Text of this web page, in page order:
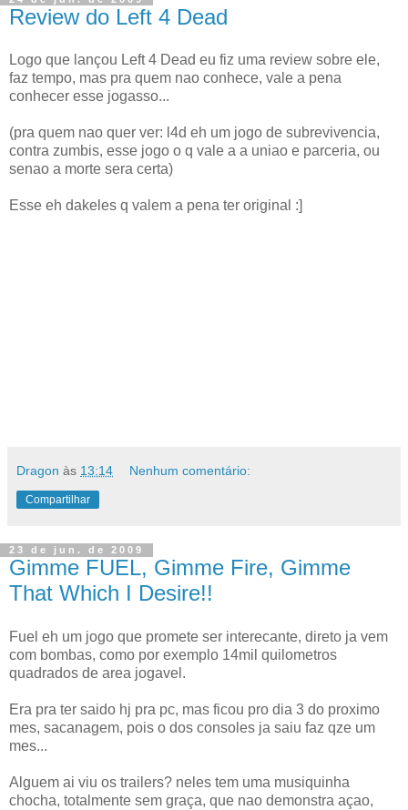
Review do Left 4 Dead
Logo que lançou Left 4 Dead eu fiz uma review sobre ele,
faz tempo, mas pra quem nao conhece, vale a pena
conhecer esse jogasso...
(pra quem nao quer ver: l4d eh um jogo de subrevivencia,
contra zumbis, esse jogo o q vale a a uniao e parceria, ou
senao a morte sera certa)
Esse eh dakeles q valem a pena ter original :]
Dragon às 13:14 Nenhum comentário:
Compartilhar
23 de jun. de 2009
Gimme FUEL, Gimme Fire, Gimme
That Which I Desire!!
Fuel eh um jogo que promete ser interecante, direto ja vem
com bombas, como por exemplo 14mil quilometros
quadrados de area jogavel.
Era pra ter saido hj pra pc, mas ficou pro dia 3 do proximo
mes, sacanagem, pois o dos consoles ja saiu faz qze um
mes...
Alguem ai viu os trailers? neles tem uma musiquinha
chocha, totalmente sem graça, que nao demonstra açao,